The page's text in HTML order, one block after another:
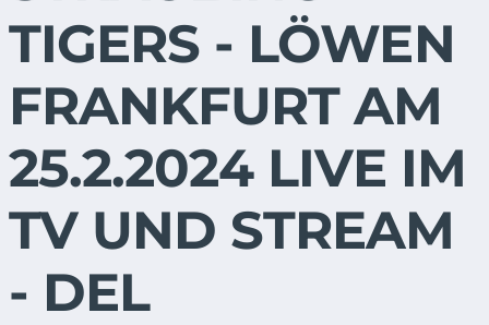
TIGERS - LÖWEN
FRANKFURT AM
25.2.2024 LIVE IM
TV UND STREAM
- DEL